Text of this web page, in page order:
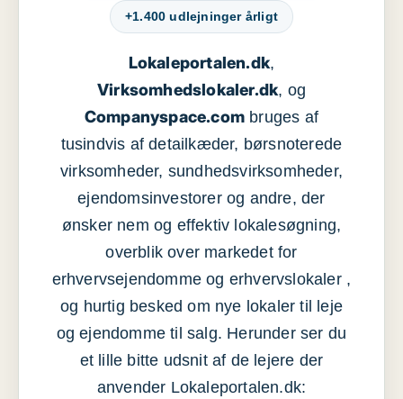
+1.400 udlejninger årligt
Lokaleportalen.dk,
Virksomhedslokaler.dk, og
Companyspace.com bruges af
tusindvis af detailkæder, børsnoterede
virksomheder, sundhedsvirksomheder,
ejendomsinvestorer og andre, der
ønsker nem og effektiv lokalesøgning,
overblik over markedet for
erhvervsejendomme og erhvervslokaler ,
og hurtig besked om nye lokaler til leje
og ejendomme til salg. Herunder ser du
et lille bitte udsnit af de lejere der
anvender Lokaleportalen.dk: